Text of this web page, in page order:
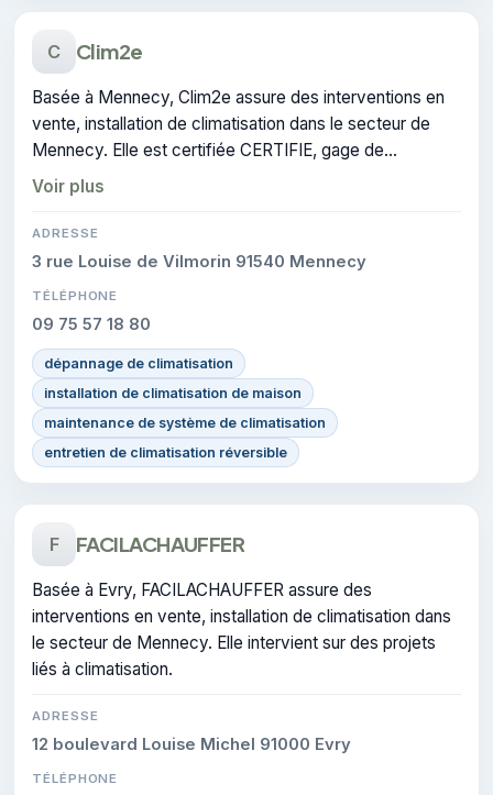
C Clim2e
Basée à Mennecy, Clim2e assure des interventions en
vente, installation de climatisation dans le secteur de
Mennecy. Elle est certifiée CERTIFIE, gage de
conformité sur les interventions réalisées.
Voir plus
ADRESSE
3 rue Louise de Vilmorin 91540 Mennecy
TÉLÉPHONE
09 75 57 18 80
dépannage de climatisation
installation de climatisation de maison
maintenance de système de climatisation
entretien de climatisation réversible
F FACILACHAUFFER
Basée à Evry, FACILACHAUFFER assure des
interventions en vente, installation de climatisation dans
le secteur de Mennecy. Elle intervient sur des projets
liés à climatisation.
ADRESSE
12 boulevard Louise Michel 91000 Evry
TÉLÉPHONE